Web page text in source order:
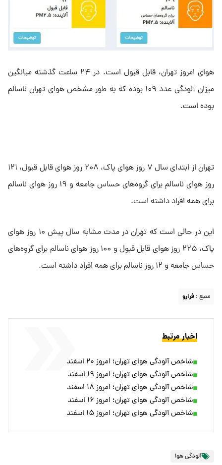
هوای امروز تهران، قابل قبول است. در ۲۴ ساعت گذشته میانگین
میزان آلودگی عدد ۱۰۹ بوده که به طور مشخص هوای تهران ناسالم
بوده است.
تهران از ابتدای سال ۷ روز هوای پاک، ۲۰۸ روز هوای قابل قبول، ۱۲۱
روز هوای ناسالم برای گروه‌های حساس جامعه و ۱۹ روز هوای ناسالم
برای همه افراد داشته است.
این در حالی است که تهران در مدت مشابه سال پیش ۱۰ روز هوای
پاک، ۲۲۵ روز هوای قابل قبول و ۱۰۰ روز هوای ناسالم برای گروه‌های
حساس جامعه و ۱۲ روز ناسالم برای همه افراد داشته است.
منبع : فرارو
اخبار مرتبط
شاخص آلودگی هوای تهران؛ امروز ۲۰ اسفند
شاخص آلودگی هوای تهران؛ امروز ۱۹ اسفند
شاخص آلودگی هوای تهران؛ امروز ۱۸ اسفند
شاخص آلودگی هوای تهران؛ امروز ۱۶ اسفند
شاخص آلودگی هوای تهران؛ امروز ۱۵ اسفند
آلودگی هوا